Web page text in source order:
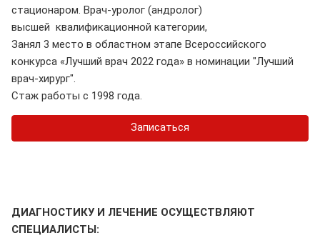
стационаром. Врач-уролог (андролог)
высшей квалификационной категории,
Занял 3 место в областном этапе Всероссийского
конкурса «Лучший врач 2022 года» в номинации "Лучший
врач-хирург".
Стаж работы с 1998 года.
Записаться
ДИАГНОСТИКУ И ЛЕЧЕНИЕ ОСУЩЕСТВЛЯЮТ
СПЕЦИАЛИСТЫ: